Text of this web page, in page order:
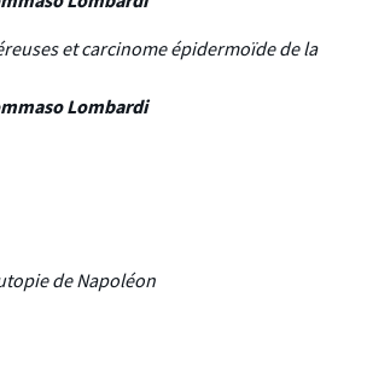
et carcinome épidermoïde de la
Lombardi
de Napoléon